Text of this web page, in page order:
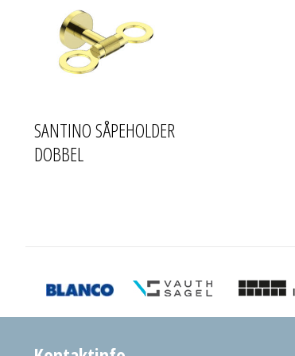
SANTINO SÅPEHOLDER
DOBBEL